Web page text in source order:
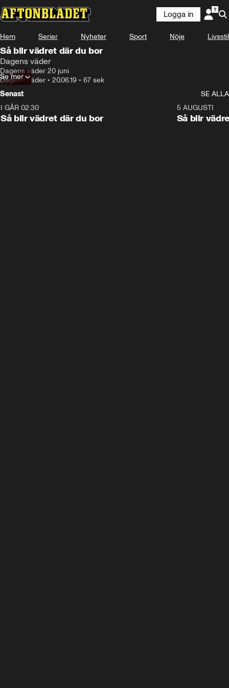
Logga in
Hem Serier Nyheter Sport Nöje Livsstil
Så blir vädret där du bor
Dagens väder
Dagens väder 20 juni
Dagens väder • 20.06.19 • 67 sek
Se mer
Senast
SE ALLA
I GÅR 02:30
Så blir vädret där du bor
5 AUGUSTI
Så blir